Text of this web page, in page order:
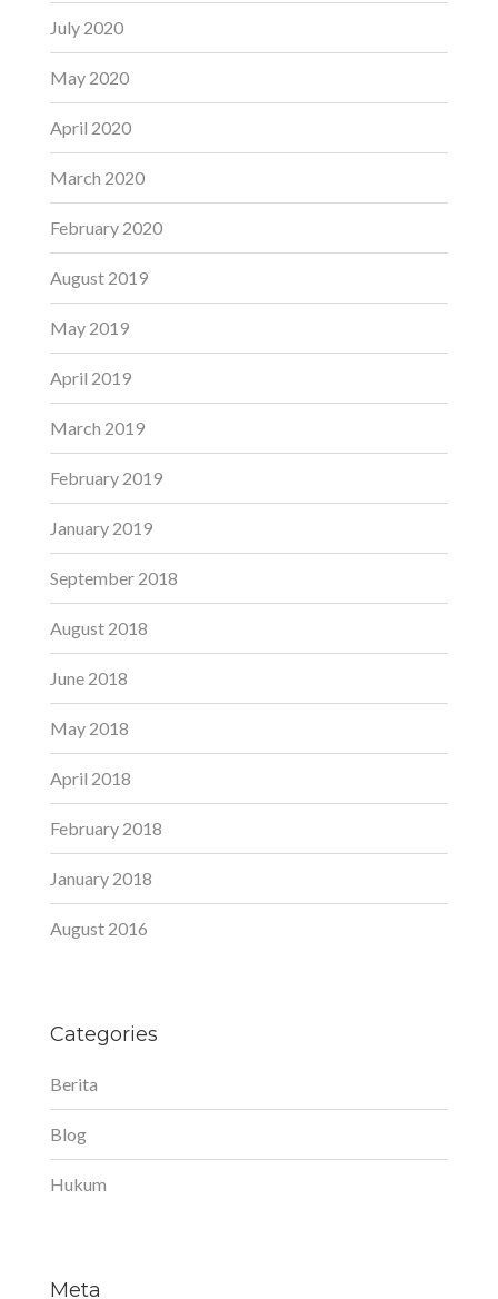
July 2020
May 2020
April 2020
March 2020
February 2020
August 2019
May 2019
April 2019
March 2019
February 2019
January 2019
September 2018
August 2018
June 2018
May 2018
April 2018
February 2018
January 2018
August 2016
Categories
Berita
Blog
Hukum
Meta